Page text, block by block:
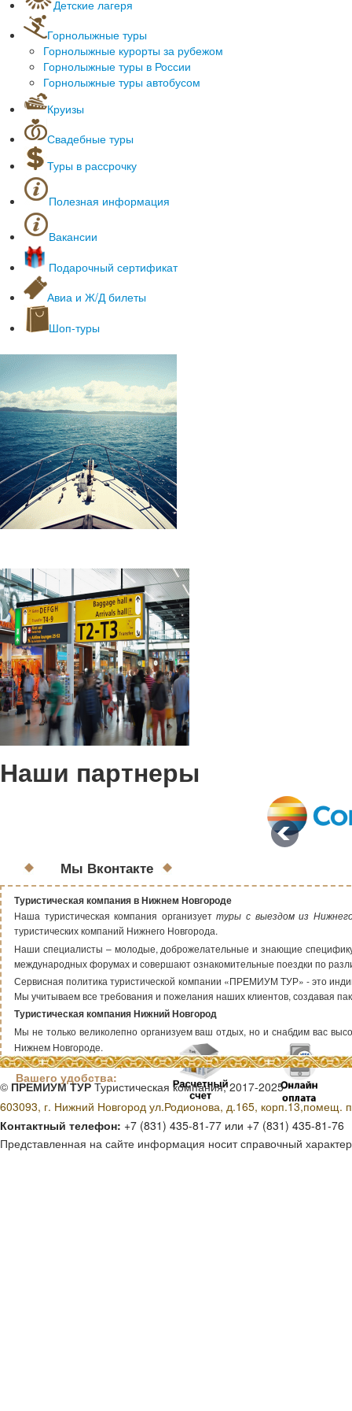
Зарубежные туры для школьников
Однодневные экскурсии
Для начальной школы
Для старшеклассников
Детские лагеря
Лагеря Нижегородской области
Лагеря Чувашии
Лагеря Московской области
Лагеря Кировской области
Лагеря Анапы
Лагеря Геленджик
Лагеря Черногория
Лагеря Туапсе
Лагеря Мордовия
Санатории Крым
Спортивные Крым
Азовское/Черное море
Горнолыжные туры
Горнолыжные курорты за рубежом
Горнолыжные туры в России
Горнолыжные туры автобусом
Круизы
Морские круизы
Речные круизы
Свадебные туры
Туры в рассрочку
Полезная информация
Оформление загранпаспортов
Полезные сервисы
Культурные места
Он-лайн табло аэропортов
Наши партнеры
Вакансии
Подарочный сертификат
Авиа и Ж/Д билеты
Шоп-туры
Наши партнеры
Мы Вконтакте
Туристическая компания в Нижнем Новгороде
Наша туристическая компания организуеттуры с выездом из
туристических компаний Нижнего Новгорода.
Наши специалисты – молодые, доброжелательные и знающие специфику
международных форумах и совершают ознакомительные поездки по
Сервисная политика туристической компании «ПРЕМИУМ ТУР» - это
Мы учитываем все требования и пожелания наших клиентов, создавая
Туристическая компания Нижний Новгород
Мы не только великолепно организуем ваш отдых, но и снабдим вас
Нижнем Новгороде.
Способы оплаты для
Вашего удобства:
© ПРЕМИУМ ТУРТуристическая компания, 2017-2025
603093, г. Нижний Новгород ул.Родионова, д.165, корп.13,помещ.
Контактный телефон: +7 (831) 435-81-77 или +7 (831) 435-81-76
Представленная на сайте информация носит справочный